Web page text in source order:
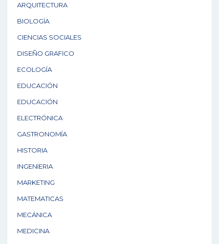
ARQUITECTURA
BIOLOGÍA
CIENCIAS SOCIALES
DISEÑO GRAFICO
ECOLOGÍA
EDUCACIÓN
EDUCACIÓN
ELECTRÓNICA
GASTRONOMÍA
HISTORIA
INGENIERIA
MARKETING
MATEMATICAS
MECÁNICA
MEDICINA